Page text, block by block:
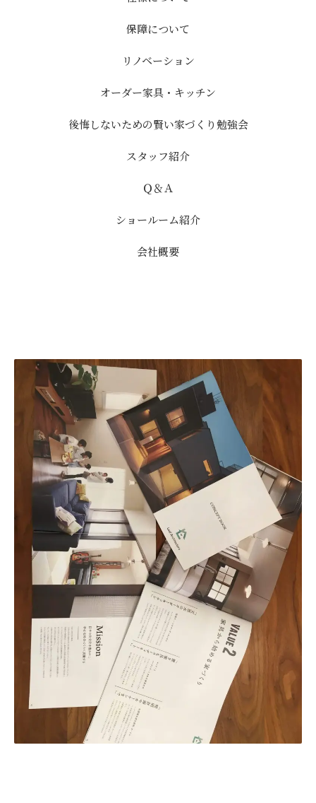
保障について
リノベーション
オーダー家具・キッチン
後悔しないための賢い家づくり勉強会
スタッフ紹介
Ｑ＆Ａ
ショールーム紹介
会社概要